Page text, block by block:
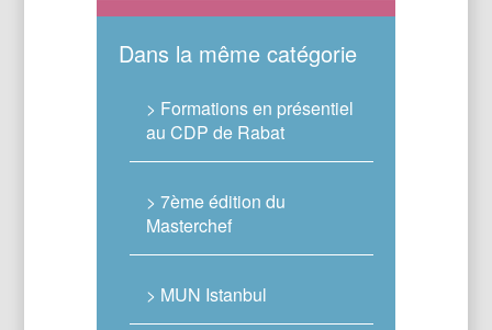
Dans la même catégorie
> Formations en présentiel
au CDP de Rabat
> 7ème édition du
Masterchef
> MUN Istanbul